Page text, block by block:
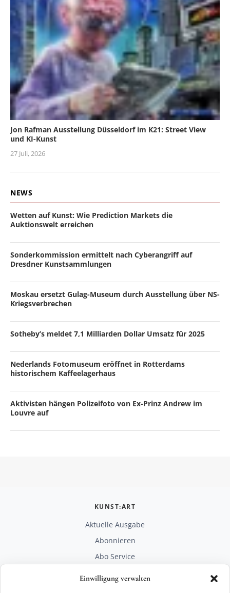
Einwilligung verwalten
Jon Rafman Ausstellung Düsseldorf im K21: Street View
und KI-Kunst
27 Juli, 2026
NEWS
Wetten auf Kunst: Wie Prediction Markets die
Auktionswelt erreichen
Sonderkommission ermittelt nach Cyberangriff auf
Dresdner Kunstsammlungen
Moskau ersetzt Gulag-Museum durch Ausstellung über NS-
Kriegsverbrechen
Sotheby’s meldet 7,1 Milliarden Dollar Umsatz für 2025
Nederlands Fotomuseum eröffnet in Rotterdams
historischem Kaffeelagerhaus
Aktivisten hängen Polizeifoto von Ex-Prinz Andrew im
Louvre auf
KUNST:ART
Aktuelle Ausgabe
Abonnieren
Abo Service